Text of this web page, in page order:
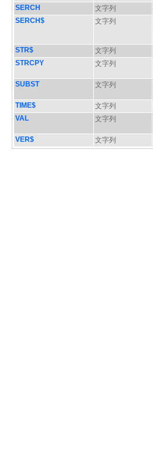
SERCH
文字列
SERCH$
文字列
STR$ 文字列
STRCPY
文字列
SUBST 文字列
TIME$ 文字列
VAL
文字列
VER$ 文字列